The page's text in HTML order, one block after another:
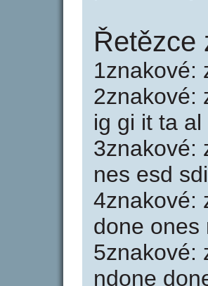
Řetězce
1znakové:
2znakové:
ig gi it ta al
3znakové:
nes esd
4znakové:
done ones
5znakové:
ndone